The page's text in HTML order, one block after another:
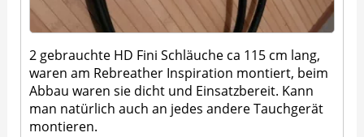
2 gebrauchte HD Fini Schläuche ca 115 cm lang,
waren am Rebreather Inspiration montiert, beim
Abbau waren sie dicht und Einsatzbereit. Kann
man natürlich auch an jedes andere Tauchgerät
montieren.